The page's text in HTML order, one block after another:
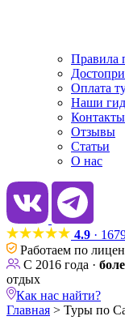
Правила
Оплата
Наши
Контакты
Отзывы
Статьи
О нас
4.9 ·
Работаем по
С 2016 года ·
отдых
Как нас найти?
Главная > Туры по